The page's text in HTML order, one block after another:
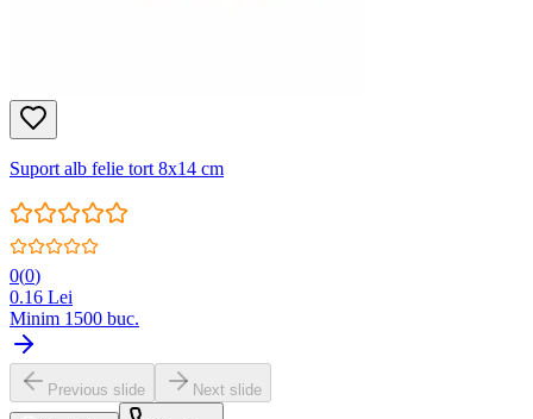
Suport alb felie tort 8x14 cm
0(0)
0.16 Lei
Minim 1500 buc.
Previous slide Next slide